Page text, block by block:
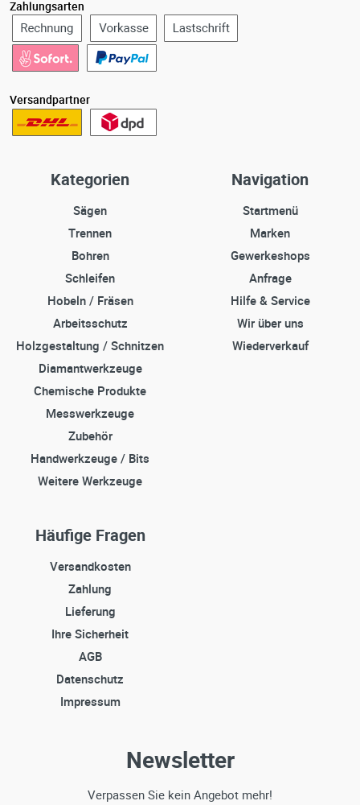
Zahlungsarten
Versandpartner
Kategorien
Sägen
Trennen
Bohren
Schleifen
Hobeln / Fräsen
Arbeitsschutz
Holzgestaltung / Schnitzen
Diamantwerkzeuge
Chemische Produkte
Messwerkzeuge
Zubehör
Handwerkzeuge / Bits
Weitere Werkzeuge
Navigation
Startmenü
Marken
Gewerkeshops
Anfrage
Hilfe & Service
Wir über uns
Wiederverkauf
Häufige Fragen
Versandkosten
Zahlung
Lieferung
Ihre Sicherheit
AGB
Datenschutz
Impressum
Newsletter
Verpassen Sie kein Angebot mehr!